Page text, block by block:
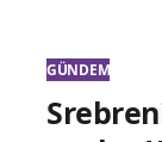
GÜNDEM